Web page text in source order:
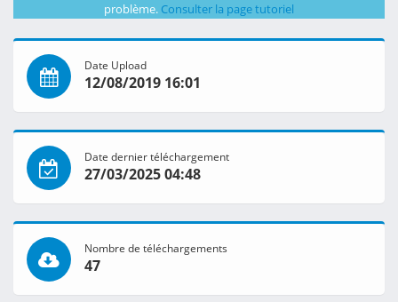
problème. Consulter la page tutoriel
Date Upload
12/08/2019 16:01
Date dernier téléchargement
27/03/2025 04:48
Nombre de téléchargements
47